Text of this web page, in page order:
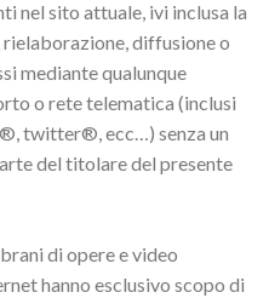
nel sito attuale, ivi inclusa la
diffusione o
mediante qualunque
o rete telematica (inclusi
twitter®, ecc…) senza un
del titolare del presente
di opere e video
hanno esclusivo scopo di